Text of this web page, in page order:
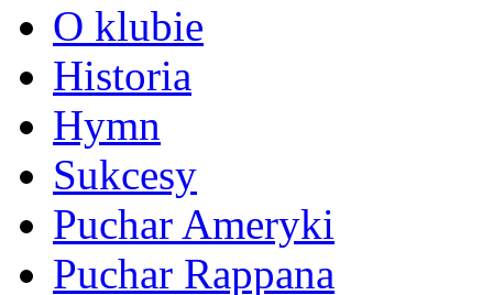
O klubie
Historia
Hymn
Sukcesy
Puchar Ameryki
Puchar Rappana